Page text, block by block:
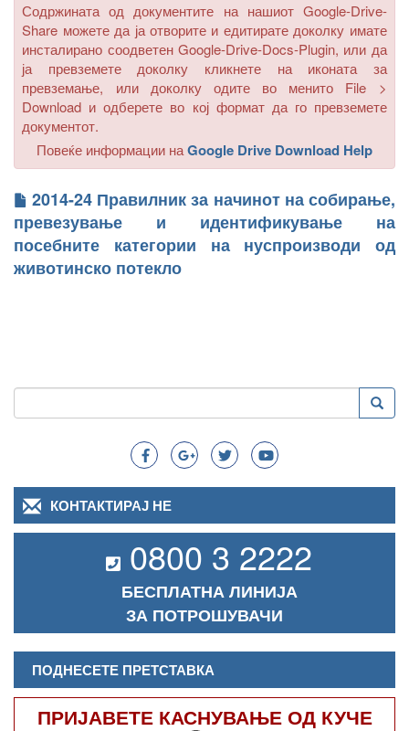
Содржината од документите на нашиот Google-Drive-
Share можете да ја отворите и едитирате доколку имате
инсталирано соодветен Google-Drive-Docs-Plugin, или да
ја превземете доколку кликнете на иконата за
превземање, или доколку одите во менито File >
Download и одберете во кој формат да го превземете
документот.
Повеќе информации наGoogle Drive Download Help
2014-24 Правилник за начинот на собирање,
превезување и идентификување на
посебните категории на нуспроизводи од
животинско потекло
Search
Пребарување
КОНТАКТИРАЈ НЕ
0800 3 2222
БЕСПЛАТНА ЛИНИЈА
ЗА ПОТРОШУВАЧИ
ПОДНЕСЕТЕ ПРЕТСТАВКА
ПРИЈАВЕТЕ КАСНУВАЊЕ ОД КУЧЕ